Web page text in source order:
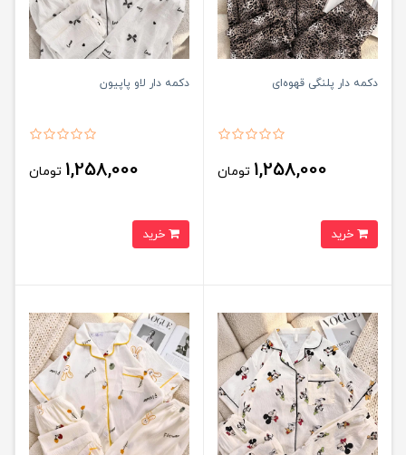
دکمه دار پلنگی قهوه‌ای
1,258,000 تومان
دکمه دار لاو پاپیون
1,258,000 تومان